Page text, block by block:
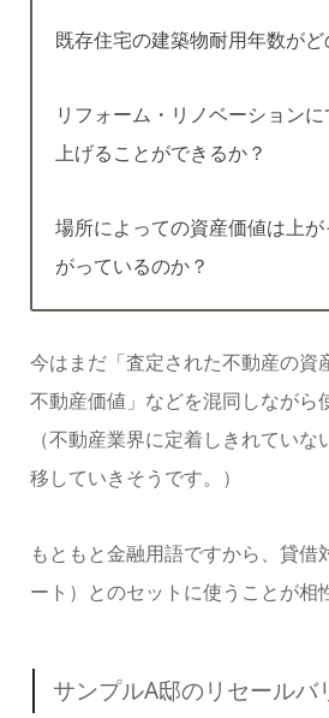
既存住宅の建築物耐用年数がど
リフォーム・リノベーション
上げることができるか？
場所によっての資産価値は上
がっているのか？
今はまだ「査定された不動産の資
不動産価値」などを混同しながら
（不動産業界に定着しきれてい
移していきそうです。）
もともと金融用語ですから、貸借
ート）とのセットに使うことが相
サンプルA邸のリセールバ